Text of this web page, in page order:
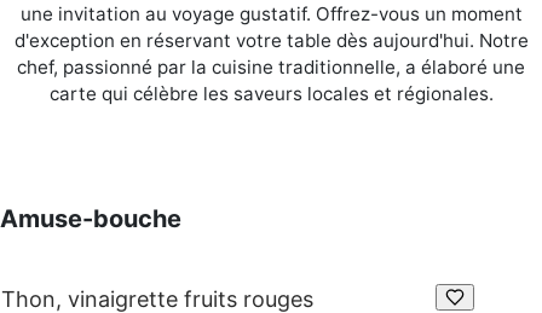
une invitation au voyage gustatif. Offrez-vous un moment
d'exception en réservant votre table dès aujourd'hui. Notre
chef, passionné par la cuisine traditionnelle, a élaboré une
carte qui célèbre les saveurs locales et régionales.
Amuse-bouche
Thon, vinaigrette fruits rouges